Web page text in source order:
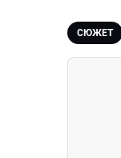
СЮЖЕТ